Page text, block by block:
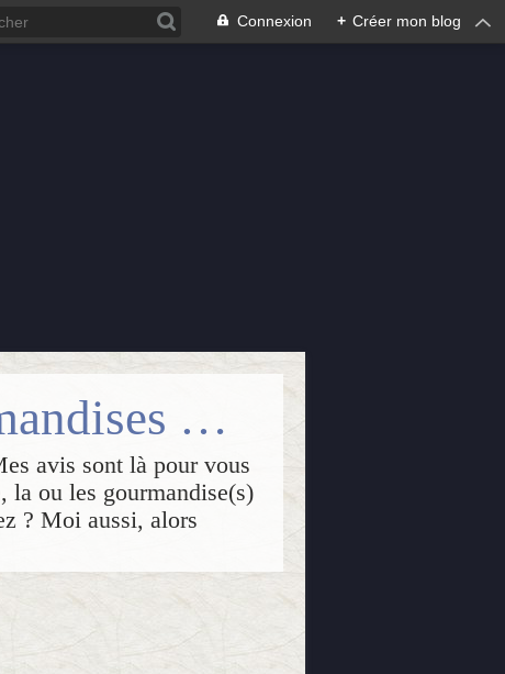
Connexion + Créer mon blog
Isabelle Passions : lectures++, gourmandises & créations
avis sont là pour vous
la ou les gourmandise(s)
? Moi aussi, alors